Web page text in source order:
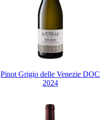
Pinot Grigio delle Venezie DOC
2024